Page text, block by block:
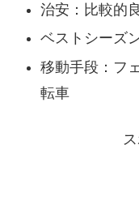
治安：比較的
ベストシーズ
移動手段：フ
転車